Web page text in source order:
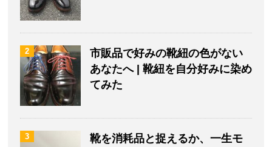
2
市販品で好みの靴紐の色がない
あなたへ | 靴紐を自分好みに染め
てみた
3
靴を消耗品と捉えるか、一生モ